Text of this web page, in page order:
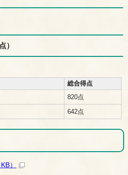
）
総合得点
820点
642点
）